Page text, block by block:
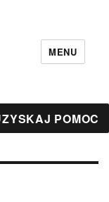
MENU
POMOC